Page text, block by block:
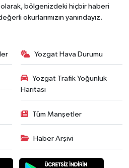
bölgenizdeki hiçbir haberi
okurlarımızın yanındayız.
Yozgat Hava Durumu
Yozgat Trafik Yoğunluk
Haritası
Tüm Manşetler
Haber Arşivi